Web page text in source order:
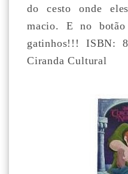
do cesto onde
macio. E no
gatinhos!!! ISBN:
Ciranda Cultural